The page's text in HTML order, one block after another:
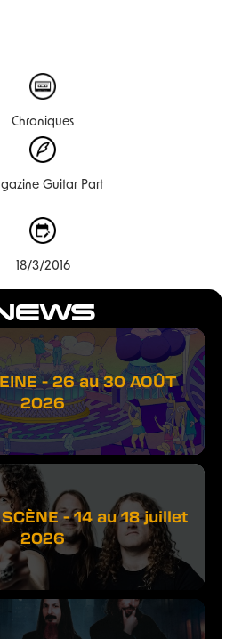
- 26 au 30 AOÛT
2026
- 14 au 18 juillet
2026
Chroniques
Guitar Part
18/3/2016